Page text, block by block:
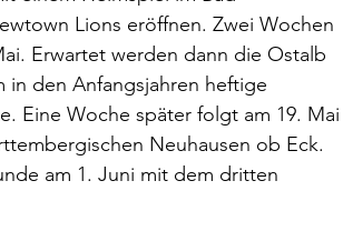
Lions eröffnen. Zwei Wochen
Erwartet werden dann die Ostalb
in den Anfangsjahren heftige
Eine Woche später folgt am 19. Mai
Neuhausen ob Eck.
am 1. Juni mit dem dritten